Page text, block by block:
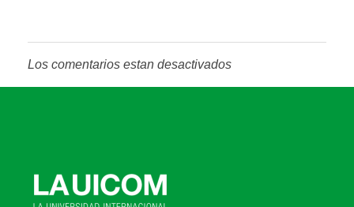
Los comentarios estan desactivados